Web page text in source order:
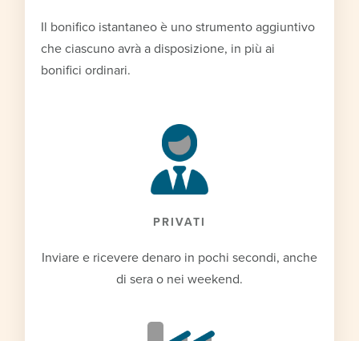
Il bonifico istantaneo è uno strumento aggiuntivo
che ciascuno avrà a disposizione, in più ai
bonifici ordinari.
PRIVATI
Inviare e ricevere denaro in pochi secondi, anche
di sera o nei weekend.